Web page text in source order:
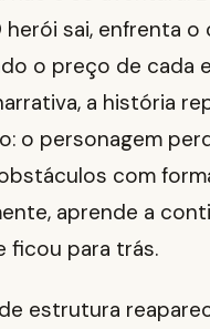
sai, enfrenta o
o preço de cada
a história
o personagem
com
aprende a
ficou para trás.
estrutura